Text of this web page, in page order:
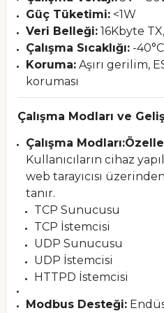
Güç Tüketimi: <1W
Veri Belleği: 16Kbyte
Çalışma Sıcaklığı: -
Koruma: Aşırı gerilim,
koruması
Çalışma Modları ve
Çalışma Modları:
Kullanıcıların cihaz
web tarayıcısı
tanır.
TCP Sunucusu
TCP İstemcisi
UDP Sunucusu
UDP İstemcisi
HTTPD İstemcisi
Modbus Desteği: